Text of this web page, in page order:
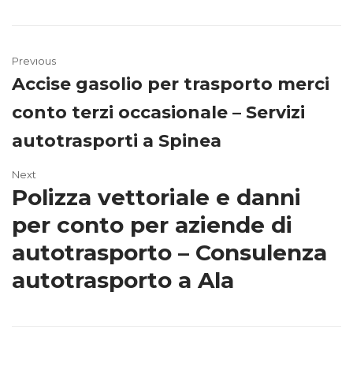
Previous
Accise gasolio per trasporto merci
conto terzi occasionale – Servizi
autotrasporti a Spinea
Next
Polizza vettoriale e danni
per conto per aziende di
autotrasporto – Consulenza
autotrasporto a Ala